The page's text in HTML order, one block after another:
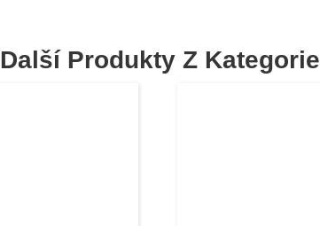
Další Produkty Z Kategorie